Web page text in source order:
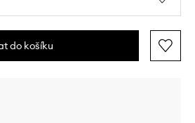
do košíku